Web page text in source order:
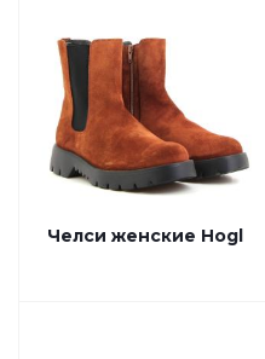
Челси женские Hogl